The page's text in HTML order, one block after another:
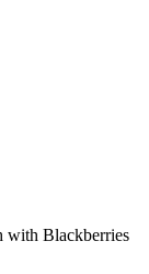
with Blackberries